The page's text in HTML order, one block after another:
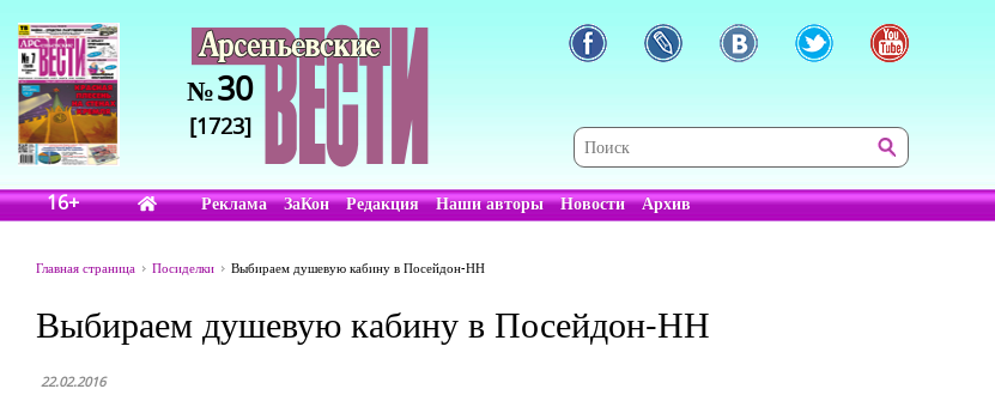
№30
[1723]
16+ Реклама ЗаКон Редакция Наши авторы Новости Архив
Главная страница Посиделки Выбираем душевую кабину в Посейдон-НН
Выбираем душевую кабину в Посейдон-НН
22.02.2016